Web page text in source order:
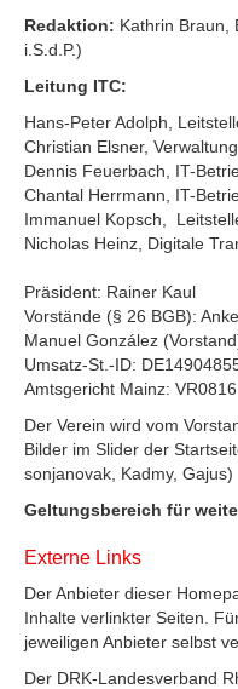
Redaktion: Kathrin Braun,
i.S.d.P.)
Leitung ITC:
Hans-Peter Adolph,
Christian Elsner,
Dennis Feuerbach, IT-
Chantal Herrmann, IT-
Immanuel Kopsch,
Nicholas Heinz, Digitale
Präsident: Rainer Kaul
Vorstände (§ 26 BGB):
Manuel González
Umsatz-St.-ID:
Amtsgericht Mainz: VR0816
Der Verein wird vom
Bilder im Slider der
sonjanovak, Kadmy, Gajus)
Geltungsbereich für
Externe Links
Der Anbieter dieser
Inhalte verlinkter Seiten.
jeweiligen Anbieter selbst
Der DRK-Landesverband